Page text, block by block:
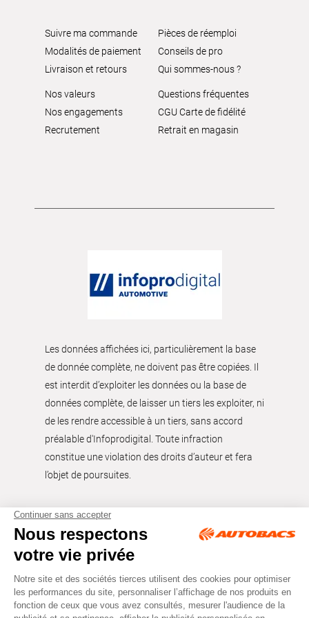
Suivre ma commande
Modalités de paiement
Livraison et retours
Pièces de réemploi
Conseils de pro
Qui sommes-nous ?
Nos valeurs
Nos engagements
Recrutement
Questions fréquentes
CGU Carte de fidélité
Retrait en magasin
Les données affichées ici, particulièrement la base
de donnée complète, ne doivent pas être copiées. Il
est interdit d’exploiter les données ou la base de
données complète, de laisser un tiers les exploiter, ni
de les rendre accessible à un tiers, sans accord
préalable d'Infoprodigital. Toute infraction
constitue une violation des droits d’auteur et fera
l’objet de poursuites.